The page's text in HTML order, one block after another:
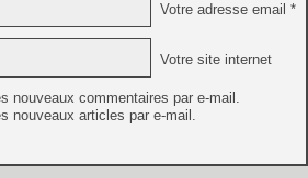
Votre adresse email *
Votre site internet
nouveaux commentaires par e-mail.
nouveaux articles par e-mail.